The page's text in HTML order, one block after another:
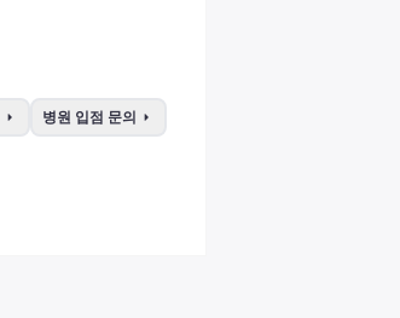
arrow_right 병원 입점 문의 arrow_right